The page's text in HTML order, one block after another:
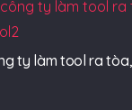
ty làm tool ra